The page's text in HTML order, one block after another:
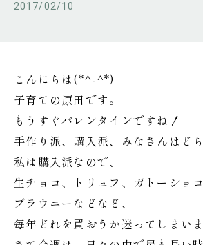
2017/02/10
こんにちは(*^-^*)
子育ての原田です。
もうすぐバレンタインですね！
手作り派、購入派、みなさんはど
私は購入派なので、
生チョコ、トリュフ、ガトーショ
ブラウニーなどなど、
毎年どれを買おうか迷ってしまい